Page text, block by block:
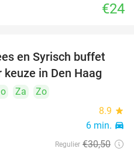
€24
31%
en Syrisch buffet
keuze in Den Haag
Za
Zo
8.9 star
6 min. directions_car
Regulier €30,50